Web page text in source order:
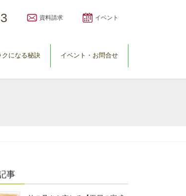
資料請求 イベント
クになる秘訣 イベント・お問合せ
事